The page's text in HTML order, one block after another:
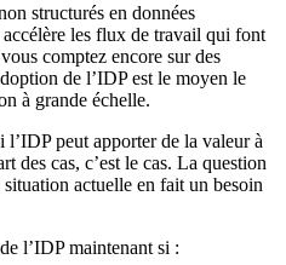
structurés en données
les flux de travail qui font
comptez encore sur des
de l’IDP est le moyen le
à grande échelle.
l’IDP peut apporter de la valeur à
des cas, c’est le cas. La question
actuelle en fait un besoin
l’IDP maintenant si :